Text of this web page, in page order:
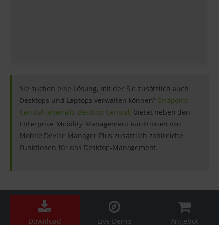
Sie suchen eine Lösung, mit der Sie zusätzlich auch
Desktops und Laptops verwalten können? Endpoint
Central (ehemals Desktop Central) bietet neben den
Enterprise-Mobility-Management-Funktionen von
Mobile Device Manager Plus zusätzlich zahlreiche
Funktionen für das Desktop-Management.
Download Live Demo Angebot